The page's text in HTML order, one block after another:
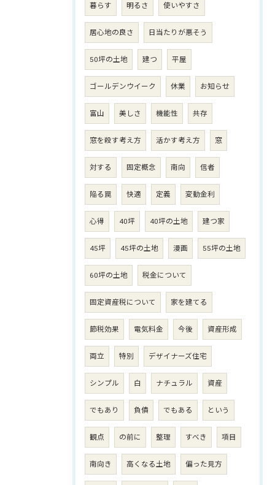
暮らす 明るさ 使いやすさ
居心地の良さ 日当たりが悪そう
50坪の土地 建つ 平屋
ゴールデンウイーク 休業 お知らせ
富山 美しさ 機能性 共存
窓を殺す考え方 活かす考え方 窓
対する 固定概念 南向 信者
陥る罠 快適 定義 変動金利
心得 40坪 40坪の土地 建つ家
45坪 45坪の土地 漫画 55坪の土地
60坪の土地 税金について
固定資産税について 家を建てる
節税効果 電気料金 今後 資産形成
両立 特別 デザイナーズ住宅
シンプル 白 ナチュラル 資産
でもあり 負債 でもある という
観点 の前に 整理 すべき 項目
南向き 高くなる土地 偏った見方